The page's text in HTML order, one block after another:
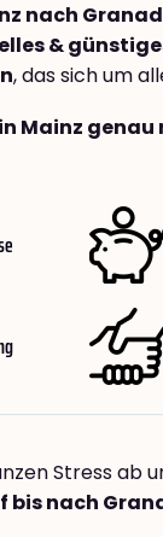
nach
&
, das sich um
Mainz
Stress ab
bis nach